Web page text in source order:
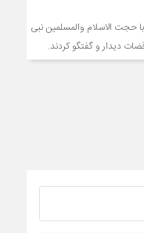
حجت الاسلام والمسلمين نبى
ديدار و گفتگو كردند.